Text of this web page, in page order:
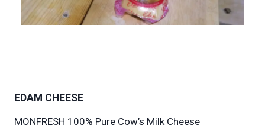
EDAM CHEESE
MONFRESH 100% Pure Cow’s Milk Cheese